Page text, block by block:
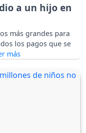
a un hijo en
más grandes para
los pagos que se